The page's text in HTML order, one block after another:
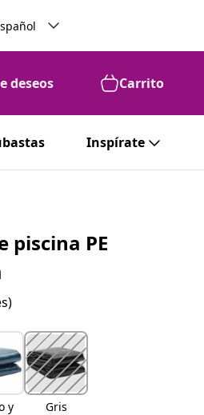
deseos Carrito
Inspírate
piscina PE
y
Gris